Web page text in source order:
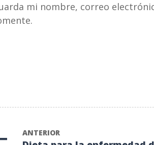
mi nombre, correo
ANTERIOR